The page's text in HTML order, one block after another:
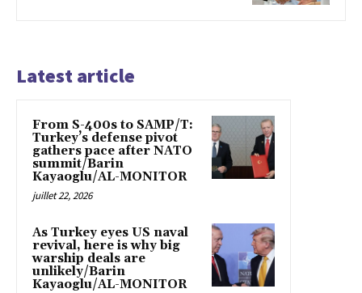
Latest article
From S-400s to SAMP/T:
Turkey’s defense pivot
gathers pace after NATO
summit/Barin
Kayaoglu/AL-MONITOR
juillet 22, 2026
As Turkey eyes US naval
revival, here is why big
warship deals are
unlikely/Barin
Kayaoglu/AL-MONITOR